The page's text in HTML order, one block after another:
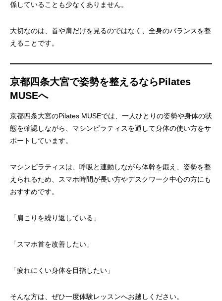
係していることも少なくありません。
大切なのは、首や肩だけを見るのではなく、全身のバランスを整
えることです。
京都四条大宮で姿勢を整えるならPilates
MUSEへ
京都四条大宮のPilates MUSEでは、一人ひとりの姿勢や身体の状
態を確認しながら、マシンピラティスを通して身体の使い方をサ
ポートしています。
マシンピラティスは、呼吸と連動しながら体幹を鍛え、姿勢を整
えられるため、スマホ時間が長い方やデスクワーク中心の方にも
おすすめです。
「肩こりを繰り返している」
「スマホ首を改善したい」
「疲れにくい身体を目指したい」
そんな方は、ぜひ一度体験レッスンへお越しください。